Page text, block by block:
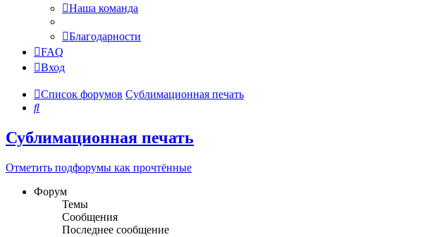
Наша команда
Благодарности
FAQ
Вход
Список форумов Сублимационная печать
Поиск
Сублимационная печать
Отметить подфорумы как прочтённые
Форум
Темы
Сообщения
Последнее сообщение